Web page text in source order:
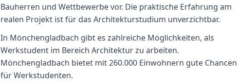
Bauherren und Wettbewerbe vor. Die praktische Erfahrung am
realen Projekt ist für das Architekturstudium unverzichtbar.
In Mönchengladbach gibt es zahlreiche Möglichkeiten, als
Werkstudent im Bereich Architekturzu arbeiten.
Mönchengladbach bietet mit 260.000 Einwohnern gute Chancen
für Werkstudenten.